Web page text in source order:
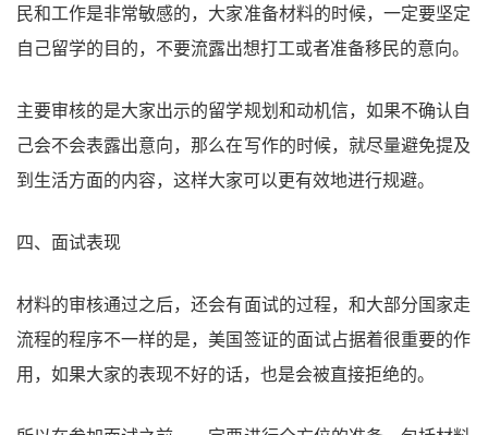
民和工作是非常敏感的，大家准备材料的时候，一定要坚定
自己留学的目的，不要流露出想打工或者准备移民的意向。
主要审核的是大家出示的留学规划和动机信，如果不确认自
己会不会表露出意向，那么在写作的时候，就尽量避免提及
到生活方面的内容，这样大家可以更有效地进行规避。
四、面试表现
材料的审核通过之后，还会有面试的过程，和大部分国家走
流程的程序不一样的是，美国签证的面试占据着很重要的作
用，如果大家的表现不好的话，也是会被直接拒绝的。